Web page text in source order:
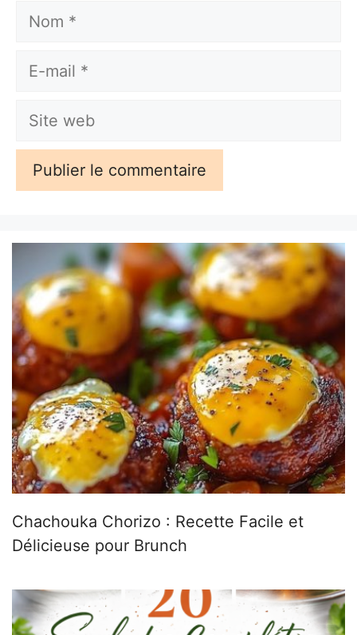
Nom
E-
Site
Chachouka Chorizo : Recette Facile et
Délicieuse pour Brunch